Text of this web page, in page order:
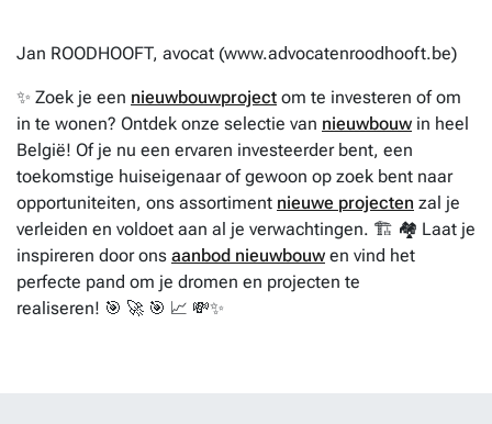
Jan ROODHOOFT, avocat (www.advocatenroodhooft.be)
✨ Zoek je een nieuwbouwproject om te investeren of om
in te wonen? Ontdek onze selectie van nieuwbouw in heel
België! Of je nu een ervaren investeerder bent, een
toekomstige huiseigenaar of gewoon op zoek bent naar
opportuniteiten, ons assortiment nieuwe projecten zal je
verleiden en voldoet aan al je verwachtingen. 🏗️ 🏘️ Laat je
inspireren door ons aanbod nieuwbouw en vind het
perfecte pand om je dromen en projecten te
realiseren! 🎯 🚀 🎯 📈 💸✨